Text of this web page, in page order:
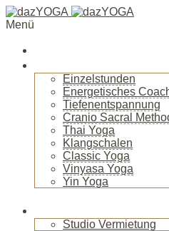
Menü
Einzelstunden
Energetisches
Tiefenentspannung
Cranio Sacral
Thai Yoga
Klangschalen
Classic Yoga
Vinyasa Yoga
Yin Yoga
Studio Vermietung